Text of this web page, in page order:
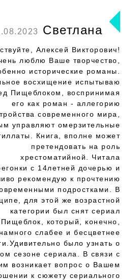
Светлана
Алексей Викторович!
люблю Ваше творчество,
исторические романы.
восхищение испытываю
Пищеблоком, воспринимая
его как роман - аллегорию
современного мира,
управляют омерзительные
Книга, вполне может
претендовать на роль
хрестоматийной. Читала
с 14летней дочерью и
рекомендую к прочтению
подростками. В
для этой же возрастной
категории был снят сериал
Пищеблок, который, конечно,
намного слабее и бесцветнее
было узнать о
сезоне сериала. В связи с
возникает вопрос о Вашем
к сюжету сериального